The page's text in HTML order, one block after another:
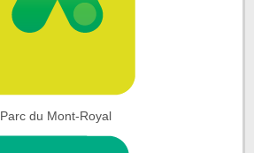
Parc du Mont-Royal